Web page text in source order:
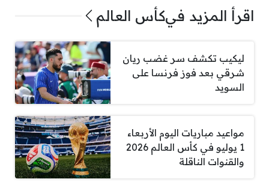
اقرأ المزيد فيكأس العالم
ليكيب تكشف سر غضب ريان
شرقي بعد فوز فرنسا على
السويد
مواعيد مباريات اليوم الأربعاء
1 يوليو في كأس العالم 2026
والقنوات الناقلة